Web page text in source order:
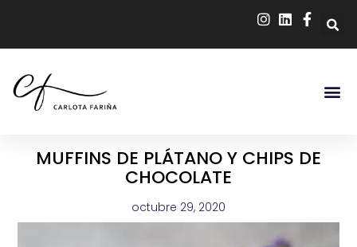
MUFFINS DE PLÁTANO Y CHIPS DE
CHOCOLATE
octubre 29, 2020